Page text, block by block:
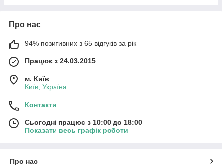
Про нас
94% позитивних з 65 відгуків за рік
Працює з 24.03.2015
м. Київ
Київ, Україна
Контакти
Сьогодні працює з 10:00 до 18:00
Показати весь графік роботи
Про нас